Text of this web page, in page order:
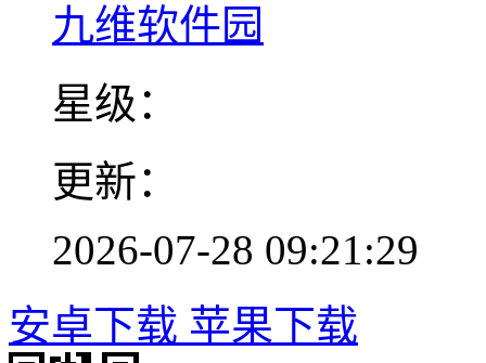
九维软件园
星级：
更新：
2026-07-28 09:21:29
安卓下载 苹果下载